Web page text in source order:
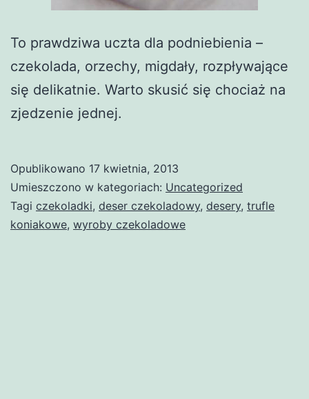
To prawdziwa uczta dla podniebienia –
czekolada, orzechy, migdały, rozpływające
się delikatnie. Warto skusić się chociaż na
zjedzenie jednej.
Opublikowano 17 kwietnia, 2013
Umieszczono w kategoriach: Uncategorized
Tagi czekoladki, deser czekoladowy, desery, trufle
koniakowe, wyroby czekoladowe